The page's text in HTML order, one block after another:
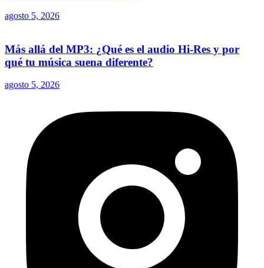
agosto 5, 2026
Más allá del MP3: ¿Qué es el audio Hi-Res y por
qué tu música suena diferente?
agosto 5, 2026